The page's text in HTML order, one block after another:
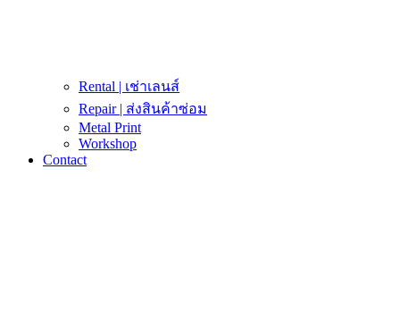
Rental | เช่าเลนส์
Repair | ส่งสินค้าซ่อม
Metal Print
Workshop
Contact